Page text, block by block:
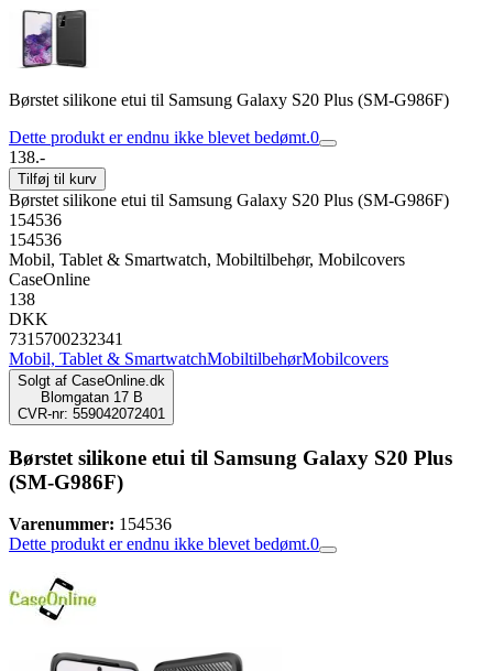
Børstet silikone etui til Samsung Galaxy S20 Plus (SM-G986F)
Dette produkt er endnu ikke blevet bedømt.0
138.-
Tilføj til kurv
Børstet silikone etui til Samsung Galaxy S20 Plus (SM-G986F)
154536
154536
Mobil, Tablet & Smartwatch, Mobiltilbehør, Mobilcovers
CaseOnline
138
DKK
7315700232341
Mobil, Tablet & SmartwatchMobiltilbehørMobilcovers
Solgt af CaseOnline.dk
Blomgatan 17 B
CVR-nr: 559042072401
Børstet silikone etui til Samsung Galaxy S20 Plus
(SM-G986F)
Varenummer: 154536
Dette produkt er endnu ikke blevet bedømt.0